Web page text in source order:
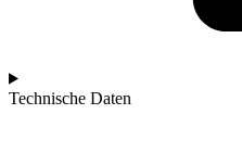
Technische Daten